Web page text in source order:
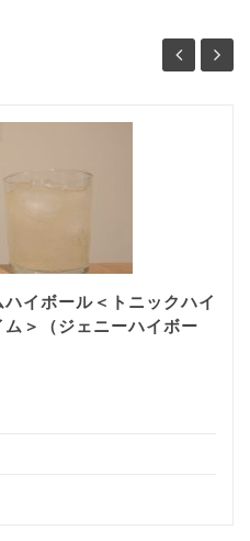
ハイボール＜トニックハイ
＞（ジェニーハイボー